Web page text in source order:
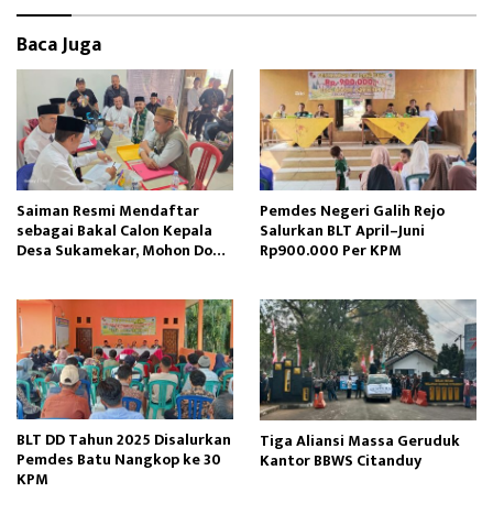
k o
n
Baca Juga
Saiman Resmi Mendaftar
sebagai Bakal Calon Kepala
Desa Sukamekar, Mohon Doa
Pemdes Negeri Galih Rejo
Salurkan BLT April–Juni
Rp900.000 Per KPM
BLT DD Tahun 2025 Disalurkan
Pemdes Batu Nangkop ke 30
KPM
Tiga Aliansi Massa Geruduk
Kantor BBWS Citanduy